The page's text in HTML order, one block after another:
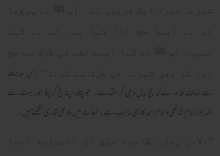
شبرمہ میرا ایک قریبی ہے۔ آپ ﷺ نے پوچھا
تو نے اپنا حج ادا کیا ہے۔ اس نے کہا
نہیں۔ آپ ﷺ نے کہا اپنے نفس کی طرف سے حج
ادا کر پھر شبرمہ کی طرف سے کرنا‘‘
اس حدیث
سے صاف ظاہر ہے کہ حج بدل وہی کرسکتا ہے۔ جو پہلے اپنا حج کرچکا ہو۔ بہت سے
ائمہ اور امام شافعی وامام احمد کا یہی مذہب ہے۔ لمعات میں ملا علی قاری لکھتے ہیں۔
"الامر يدل بظاهره علي ان النيابة انما